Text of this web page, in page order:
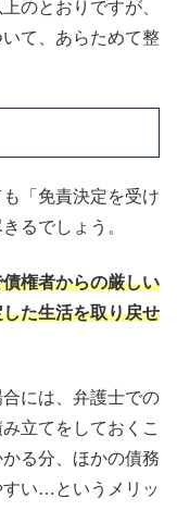
のとおりですが、
て、あらためて整
「免責決定を受け
るでしょう。
権者からの厳しい
た生活を取り戻せ
には、弁護士での
立てをしておくこ
る分、ほかの債務
すい…というメリッ